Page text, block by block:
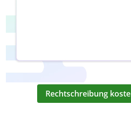
Rechtschreibung